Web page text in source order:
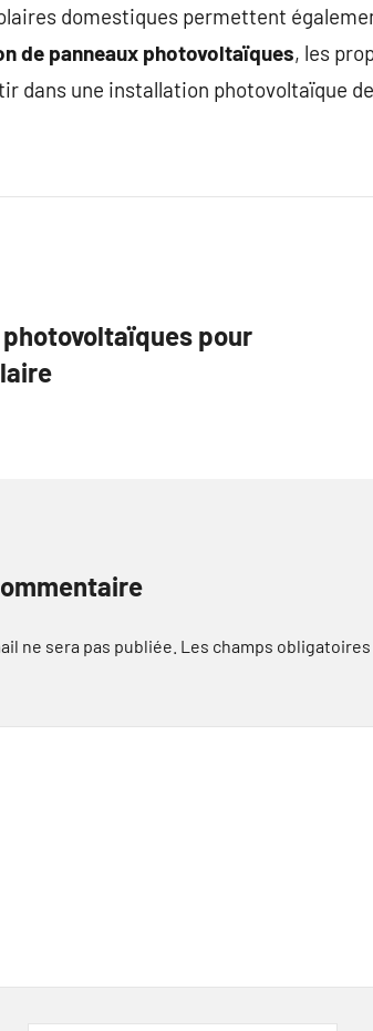
domestiques permettent
de panneaux photovoltaïques, les
dans une installation photovoltaïque
pour
ne sera pas publiée. Les champs